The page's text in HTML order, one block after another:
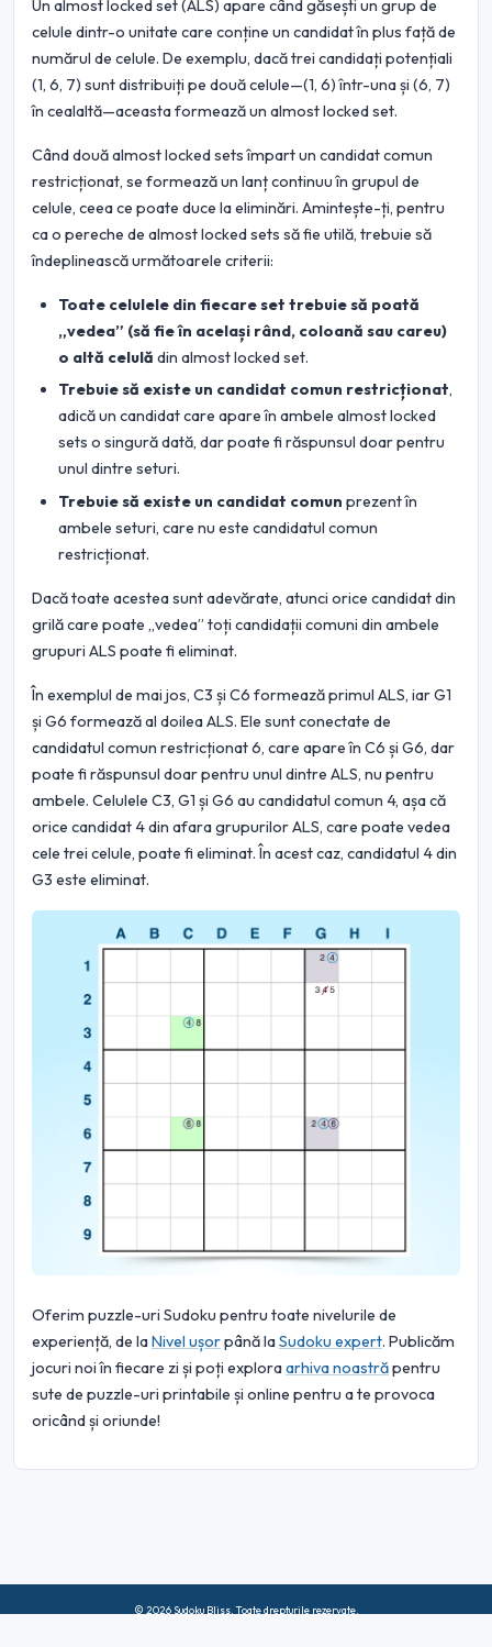
Un almost locked set (ALS) apare când găsești un grup de
celule dintr-o unitate care conține un candidat în plus față de
numărul de celule. De exemplu, dacă trei candidați potențiali
(1, 6, 7) sunt distribuiți pe două celule—(1, 6) într-una și (6, 7)
în cealaltă—aceasta formează un almost locked set.
Când două almost locked sets împart un candidat comun
restricționat, se formează un lanț continuu în grupul de
celule, ceea ce poate duce la eliminări. Amintește-ți, pentru
ca o pereche de almost locked sets să fie utilă, trebuie să
îndeplinească următoarele criterii:
Toate celulele din fiecare set trebuie să poată
„vedea” (să fie în același rând, coloană sau careu)
o altă celulă din almost locked set.
Trebuie să existe un candidat comun restricționat,
adică un candidat care apare în ambele almost locked
sets o singură dată, dar poate fi răspunsul doar pentru
unul dintre seturi.
Trebuie să existe un candidat comun prezent în
ambele seturi, care nu este candidatul comun
restricționat.
Dacă toate acestea sunt adevărate, atunci orice candidat din
grilă care poate „vedea” toți candidații comuni din ambele
grupuri ALS poate fi eliminat.
În exemplul de mai jos, C3 și C6 formează primul ALS, iar G1
și G6 formează al doilea ALS. Ele sunt conectate de
candidatul comun restricționat 6, care apare în C6 și G6, dar
poate fi răspunsul doar pentru unul dintre ALS, nu pentru
ambele. Celulele C3, G1 și G6 au candidatul comun 4, așa că
orice candidat 4 din afara grupurilor ALS, care poate vedea
cele trei celule, poate fi eliminat. În acest caz, candidatul 4 din
G3 este eliminat.
Oferim puzzle-uri Sudoku pentru toate nivelurile de
experiență, de laNivel ușorpână laSudoku expert. Publicăm
jocuri noi în fiecare zi și poți exploraarhiva noastrăpentru
sute de puzzle-uri printabile și online pentru a te provoca
oricând și oriunde!
© 2026 Sudoku Bliss. Toate drepturile rezervate.